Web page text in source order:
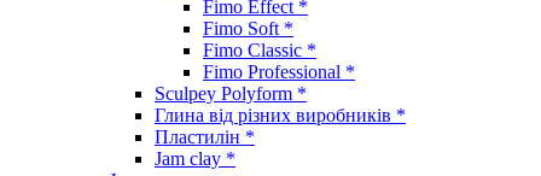
Fimo Effect *
Fimo Soft *
Fimo Classic *
Fimo Professional *
Sculpey Polyform *
Глина від різних виробників *
Пластилін *
Jam clay *